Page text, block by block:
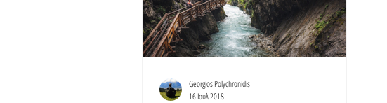
Georgios Polychronidis
16 Ιουλ 2018